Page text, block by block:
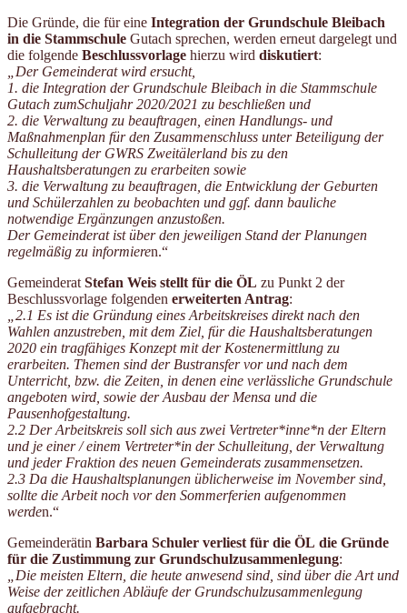
Die Gründe, die für eine Integration der Grundschule Bleibach
in die Stammschule Gutach sprechen, werden erneut dargelegt und
die folgende Beschlussvorlage hierzu wird diskutiert:
„Der Gemeinderat wird ersucht,
1. die Integration der Grundschule Bleibach in die Stammschule
Gutach zumSchuljahr 2020/2021 zu beschließen und
2. die Verwaltung zu beauftragen, einen Handlungs- und
Maßnahmenplan für den Zusammenschluss unter Beteiligung der
Schulleitung der GWRS Zweitälerland bis zu den
Haushaltsberatungen zu erarbeiten sowie
3. die Verwaltung zu beauftragen, die Entwicklung der Geburten
und Schülerzahlen zu beobachten und ggf. dann bauliche
notwendige Ergänzungen anzustoßen.
Der Gemeinderat ist über den jeweiligen Stand der Planungen
regelmäßig zu informieren.“
Gemeinderat Stefan Weis stellt für die ÖL zu Punkt 2 der
Beschlussvorlage folgenden erweiterten Antrag:
„2.1 Es ist die Gründung eines Arbeitskreises direkt nach den
Wahlen anzustreben, mit dem Ziel, für die Haushaltsberatungen
2020 ein tragfähiges Konzept mit der Kostenermittlung zu
erarbeiten. Themen sind der Bustransfer vor und nach dem
Unterricht, bzw. die Zeiten, in denen eine verlässliche Grundschule
angeboten wird, sowie der Ausbau der Mensa und die
Pausenhofgestaltung.
2.2 Der Arbeitskreis soll sich aus zwei Vertreter*inne*n der Eltern
und je einer / einem Vertreter*in der Schulleitung, der Verwaltung
und jeder Fraktion des neuen Gemeinderats zusammensetzen.
2.3 Da die Haushaltsplanungen üblicherweise im November sind,
sollte die Arbeit noch vor den Sommerferien aufgenommen
werden.“
Gemeinderätin Barbara Schuler verliest für die ÖL die Gründe
für die Zustimmung zur Grundschulzusammenlegung:
„Die meisten Eltern, die heute anwesend sind, sind über die Art und
Weise der zeitlichen Abläufe der Grundschulzusammenlegung
aufgebracht.